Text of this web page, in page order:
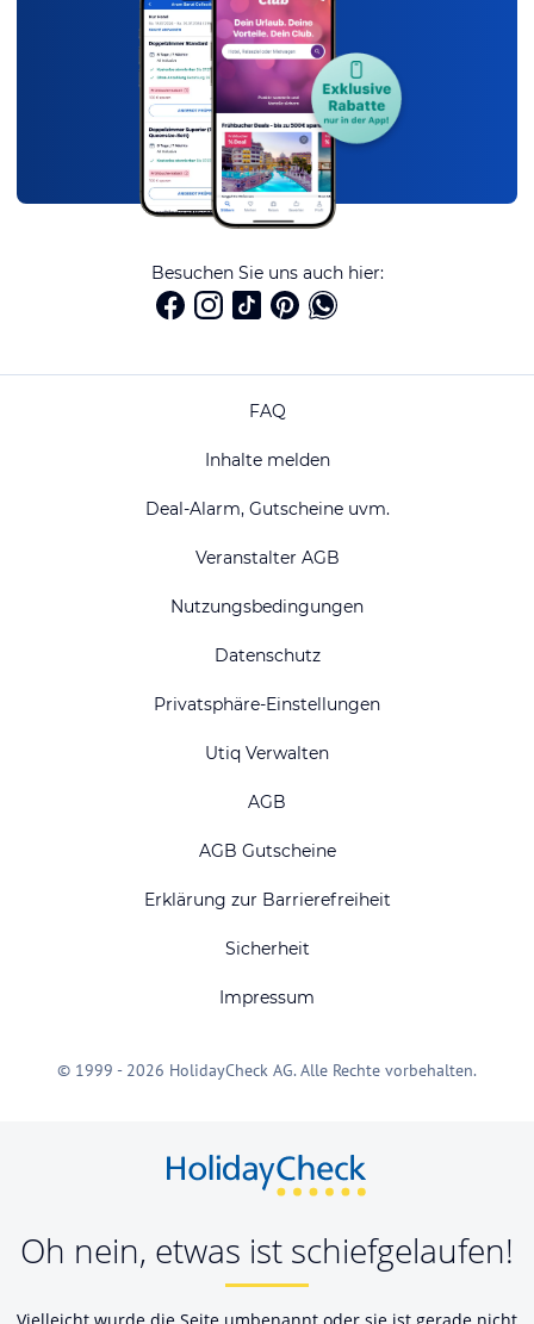
Besuchen Sie uns auch hier:
FAQ
Inhalte melden
Deal-Alarm, Gutscheine uvm.
Veranstalter AGB
Nutzungsbedingungen
Datenschutz
Privatsphäre-Einstellungen
Utiq Verwalten
AGB
AGB Gutscheine
Erklärung zur Barrierefreiheit
Sicherheit
Impressum
© 1999 - 2026 HolidayCheck AG. Alle Rechte vorbehalten.
Oh nein, etwas ist schiefgelaufen!